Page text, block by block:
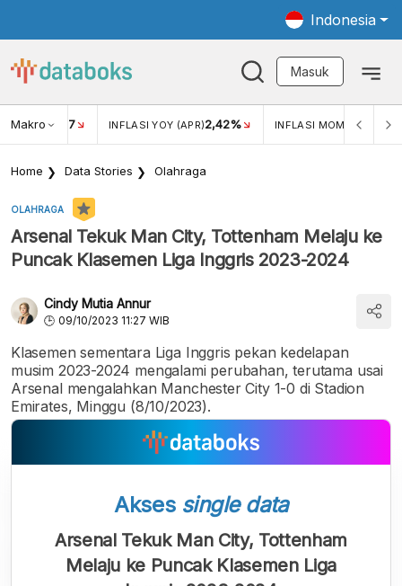
Indonesia
Masuk
Makro
USD/IDR 17 INFLASI YOY (APR)2,42% INFLASI MOM (MAR)
Home Data Stories Olahraga
OLAHRAGA
Arsenal Tekuk Man City, Tottenham Melaju ke
Puncak Klasemen Liga Inggris 2023-2024
Cindy Mutia Annur
09/10/2023 11:27 WIB
Klasemen sementara Liga Inggris pekan kedelapan
musim 2023-2024 mengalami perubahan, terutama usai
Arsenal mengalahkan Manchester City 1-0 di Stadion
Emirates, Minggu (8/10/2023).
Akses single data
Arsenal Tekuk Man City, Tottenham
Melaju ke Puncak Klasemen Liga